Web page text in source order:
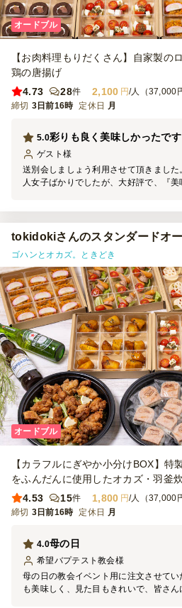
オードブル
【お肉料理もりだくさん】自家製の
鶏の唐揚げ
4.73
28件 2,100 円/人（37,000
締切 3日前16時 定休日 月
彩りも良く美味しかったで
5.0
ゲスト 様
送別会しましょう利用させて頂きまし
人女子ばかりでしたが、大好評で、『
す。 ただシェフコレさんのお支払い方
ットに、変更しようとした際に、やり
tokidokiさんのスタンダードオ
ゴハンとオカズ。ときどき
オードブル
【カラフルにぎやか小分けBOX】特
をふんだんに使用したオカズ・羽釜
4.53
15件 1,800 円/人（37,000
締切 3日前16時 定休日 月
母の日
4.0
希望バプテスト教会様
母の日の教会イベント用に注文させて
も美味しく、見た目もきれいで、皆さ